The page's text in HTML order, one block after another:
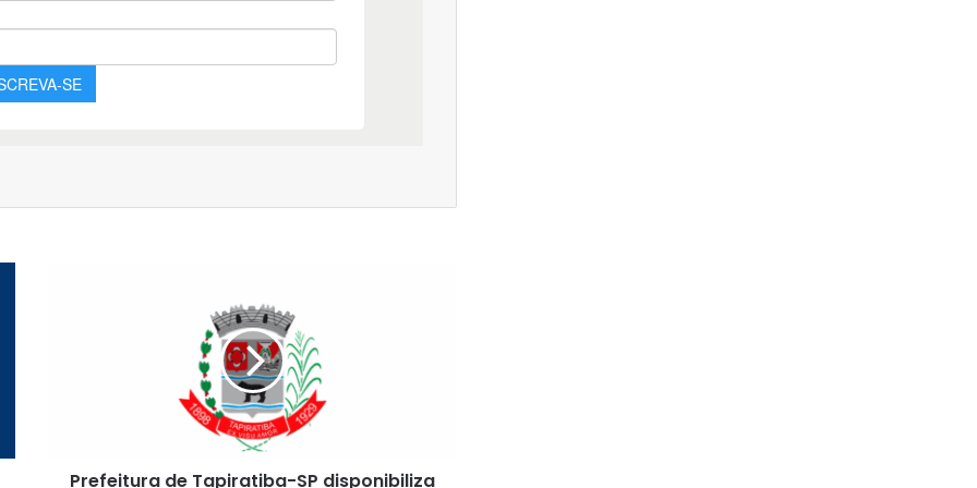
Prefeitura de Tapiratiba-SP disponibiliza